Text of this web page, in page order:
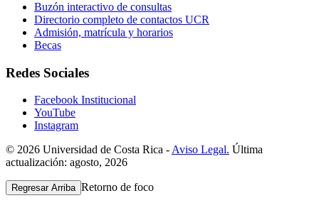
Buzón interactivo de consultas
Directorio completo de contactos UCR
Admisión, matrícula y horarios
Becas
Redes Sociales
Facebook Institucional
YouTube
Instagram
© 2026 Universidad de Costa Rica - Aviso Legal. Última
actualización: agosto, 2026
Regresar Arriba Retorno de foco